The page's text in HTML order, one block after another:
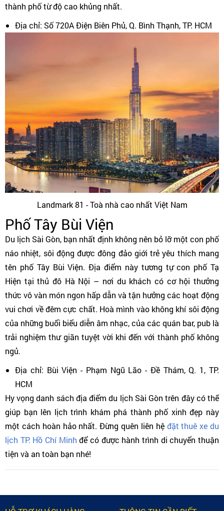
thành phố từ độ cao khủng nhất.
Địa chỉ: Số 720A Điện Biên Phủ, Q. Bình Thạnh, TP. HCM
Landmark 81 - Toà nhà cao nhất Việt Nam
Phố Tây Bùi Viện
Du lịch Sài Gòn, bạn nhất định không nên bỏ lỡ một con phố
náo nhiệt, sôi động được đông đảo giới trẻ yêu thích mang
tên phố Tây Bùi Viện. Địa điểm này tương tự con phố Tạ
Hiện tại thủ đô Hà Nội – nơi du khách có cơ hội thưởng
thức vô vàn món ngon hấp dẫn và tận hưởng các hoạt động
vui chơi về đêm cực chất. Hoà mình vào không khí sôi động
của những buổi biểu diễn âm nhạc, của các quán bar, pub là
trải nghiệm thư giãn tuyệt vời khi đến với thành phố không
ngủ.
Địa chỉ: Bùi Viện - Phạm Ngũ Lão - Đề Thám, Q. 1, TP.
HCM
Hy vọng danh sách địa điểm du lịch Sài Gòn trên đây có thể
giúp bạn lên lịch trình khám phá thành phố xinh đẹp này
một cách hoàn hảo nhất. Đừng quên liên hệ đặt thuê xe du
lịch TP. Hồ Chí Minh để có được hành trình di chuyển thuận
tiện và an toàn bạn nhé!